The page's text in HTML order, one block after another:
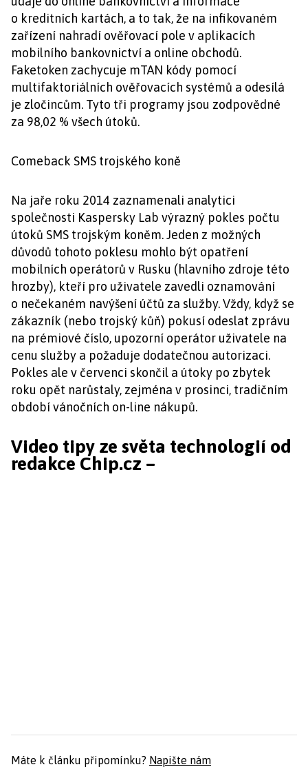
o kreditních kartách, a to tak, že na infikovaném
zařízení nahradí ověřovací pole v aplikacích
mobilního bankovnictví a online obchodů.
Faketoken zachycuje mTAN kódy pomocí
multifaktoriálních ověřovacích systémů a odesílá
je zločincům. Tyto tři programy jsou zodpovědné
za 98,02 % všech útoků.
Comeback SMS trojského koně
Na jaře roku 2014 zaznamenali analytici
společnosti Kaspersky Lab výrazný pokles počtu
útoků SMS trojským koněm. Jeden z možných
důvodů tohoto poklesu mohlo být opatření
mobilních operátorů v Rusku (hlavního zdroje této
hrozby), kteří pro uživatele zavedli oznamování
o nečekaném navýšení účtů za služby. Vždy, když se
zákazník (nebo trojský kůň) pokusí odeslat zprávu
na prémiové číslo, upozorní operátor uživatele na
cenu služby a požaduje dodatečnou autorizaci.
Pokles ale v červenci skončil a útoky po zbytek
roku opět narůstaly, zejména v prosinci, tradičním
období vánočních on-line nákupů.
Video tipy ze světa technologií od
redakce Chip.cz –
Máte k článku připomínku? Napište nám